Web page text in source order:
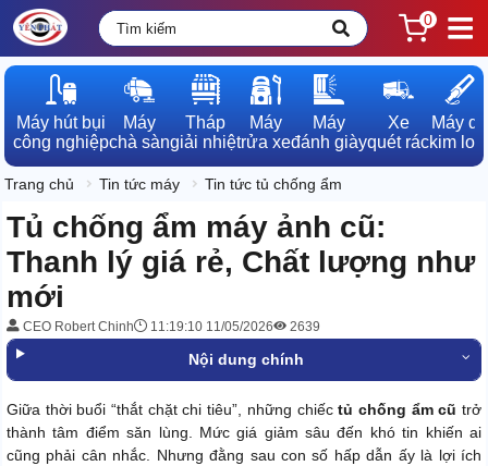
0
Máy hút bụi
công nghiệp
Máy
chà sàn
Tháp
giải nhiệt
Máy
rửa xe
Máy
đánh giày
Xe
quét rác
Máy dò
kim loại
Trang chủ Tin tức máy Tin tức tủ chống ẩm
Tủ chống ẩm máy ảnh cũ:
Thanh lý giá rẻ, Chất lượng như
mới
CEO Robert Chinh 11:19:10 11/05/2026 2639
Nội dung chính
Giữa thời buổi “thắt chặt chi tiêu”, những chiếctủ chống ẩm cũ trở
thành tâm điểm săn lùng. Mức giá giảm sâu đến khó tin khiến ai
cũng phải cân nhắc. Nhưng đằng sau con số hấp dẫn ấy là lợi ích